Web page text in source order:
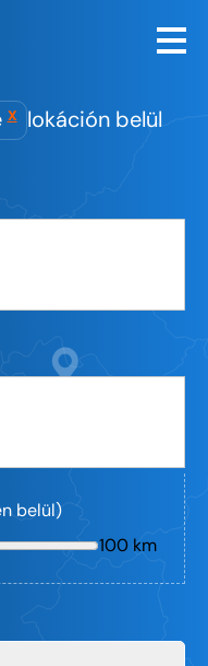
X lokáción belül
belül)
100 km